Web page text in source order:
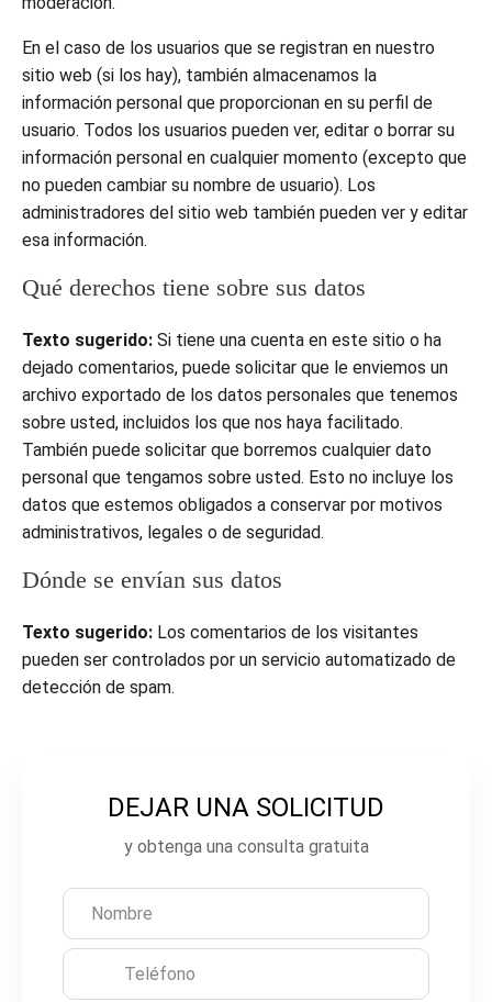
En el caso de los usuarios que se registran en nuestro
sitio web (si los hay), también almacenamos la
información personal que proporcionan en su perfil de
usuario. Todos los usuarios pueden ver, editar o borrar su
información personal en cualquier momento (excepto que
no pueden cambiar su nombre de usuario). Los
administradores del sitio web también pueden ver y editar
esa información.
Qué derechos tiene sobre sus datos
Texto sugerido: Si tiene una cuenta en este sitio o ha
dejado comentarios, puede solicitar que le enviemos un
archivo exportado de los datos personales que tenemos
sobre usted, incluidos los que nos haya facilitado.
También puede solicitar que borremos cualquier dato
personal que tengamos sobre usted. Esto no incluye los
datos que estemos obligados a conservar por motivos
administrativos, legales o de seguridad.
Dónde se envían sus datos
Texto sugerido: Los comentarios de los visitantes
pueden ser controlados por un servicio automatizado de
detección de spam.
e
DEJAR UNA SOLICITUD
y obtenga una consulta gratuita